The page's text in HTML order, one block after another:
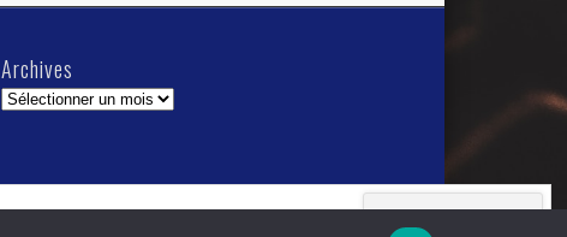
Archives
Archives